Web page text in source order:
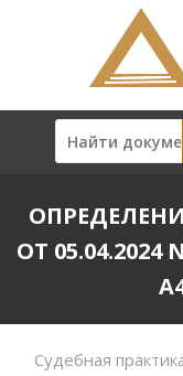
ОТ 05.04.2024
Судебная